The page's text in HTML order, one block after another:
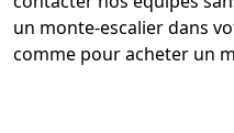
un monte-escalier dans
comme pouracheter un